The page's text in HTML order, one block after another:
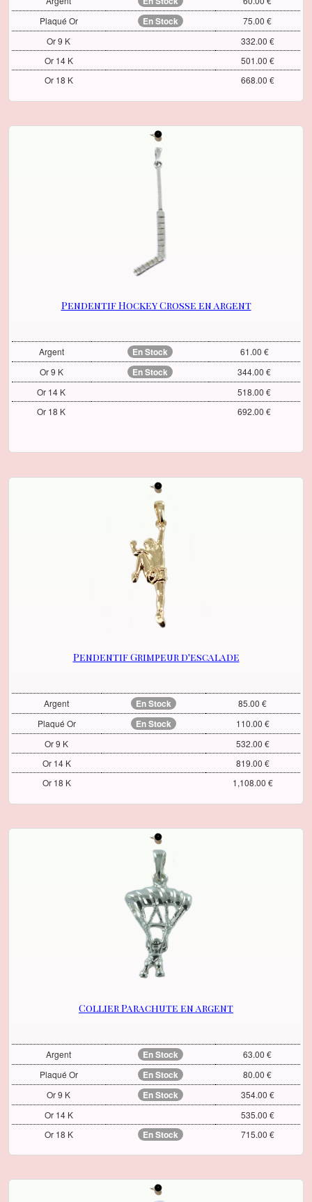
Plaqué Or
En Stock
75.00 €
Or 9 K
332.00 €
Or 14 K
501.00 €
Or 18 K
668.00 €
Pendentif Hockey Crosse en argent
Argent En Stock
61.00 €
Or 9 K
En Stock
344.00 €
Or 14 K
518.00 €
Or 18 K
692.00 €
Pendentif Grimpeur d'escalade
Argent En Stock
85.00 €
Plaqué Or
En Stock
110.00 €
Or 9 K
532.00 €
Or 14 K
819.00 €
Or 18 K
1,108.00 €
Collier Parachute en argent
Argent En Stock
63.00 €
Plaqué Or
En Stock
80.00 €
Or 9 K
En Stock
354.00 €
Or 14 K
535.00 €
Or 18 K
En Stock 715.00 €